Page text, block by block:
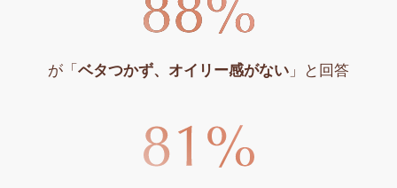
が「 ベタつかず、オイリー感がない 」と回答